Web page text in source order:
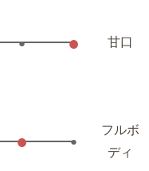
● ● 甘口
● ●
フルボ
ディ